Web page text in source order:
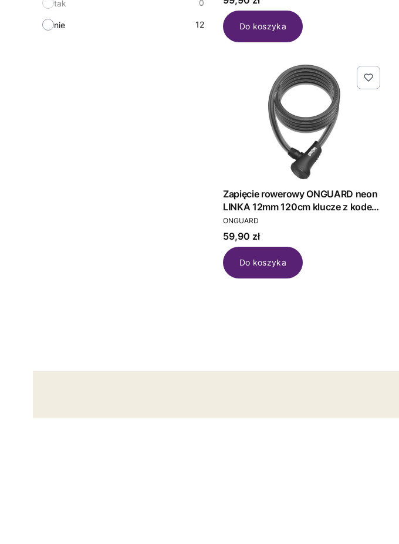
tak 0
nie 12 Do koszyka
Zapięcie rowerowy ONGUARD neon
LINKA 12mm 120cm klucze z kodem
czarnym
PRODUCENT
ONGUARD
Cena
59,90 zł
Do koszyka